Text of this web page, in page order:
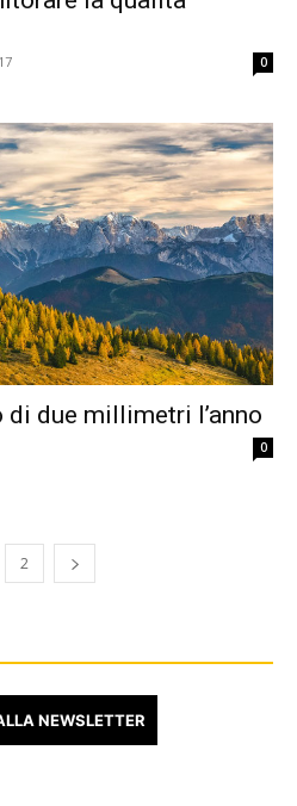
0
due millimetri l’anno
0
2
NEWSLETTER